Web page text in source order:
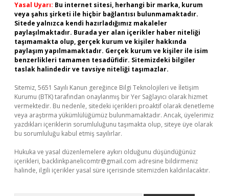
Yasal Uyarı: Bu internet sitesi, herhangi bir marka, kurum
veya şahıs şirketi ile hiçbir bağlantısı bulunmamaktadır.
Sitede yalnızca kendi hazırladığımız makaleler
paylaşılmaktadır. Burada yer alan içerikler haber niteliği
taşımamakta olup, gerçek kurum ve kişiler hakkında
paylaşım yapılmamaktadır. Gerçek kurum ve kişiler ile isim
benzerlikleri tamamen tesadüfidir. Sitemizdeki bilgiler
taslak halindedir ve tavsiye niteliği taşımazlar.
Sitemiz, 5651 Sayılı Kanun gereğince Bilgi Teknolojileri ve İletişim
Kurumu (BTK) tarafından onaylanmış bir Yer Sağlayıcı olarak hizmet
vermektedir. Bu nedenle, sitedeki içerikleri proaktif olarak denetleme
veya araştırma yükümlülüğümüz bulunmamaktadır. Ancak, üyelerimiz
yazdıkları içeriklerin sorumluluğunu taşımakta olup, siteye üye olarak
bu sorumluluğu kabul etmiş sayılırlar.
Hukuka ve yasal düzenlemelere aykırı olduğunu düşündüğünüz
içerikleri, backlinkpanelicomtr@gmail.com adresine bildirmeniz
halinde, ilgili içerikler yasal süre içerisinde sitemizden kaldırılacaktır.